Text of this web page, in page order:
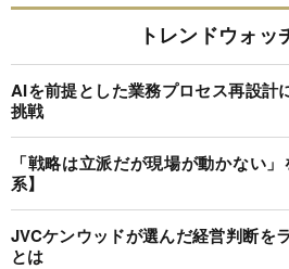
トレンドウォッ
AIを前提とした業務プロセス再設計
挑戦
「戦略は立派だが現場が動かない
系】
JVCケンウッドが選んだ経営判断を
とは